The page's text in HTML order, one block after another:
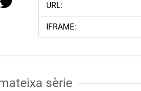
URL:
IFRAME:
sèrie